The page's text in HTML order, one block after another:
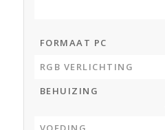
FORMAAT PC
RGB VERLICHTING
BEHUIZING